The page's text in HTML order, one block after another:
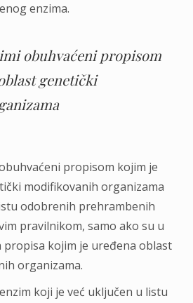
enzima.
obuhvaćeni propisom
genetički
propisom kojim je
modifikovanih organizama
odobrenih prehrambenih
pravilnikom, samo ako su u
propisa kojim je uređena oblast
organizama.
koji je već uklјučen u listu